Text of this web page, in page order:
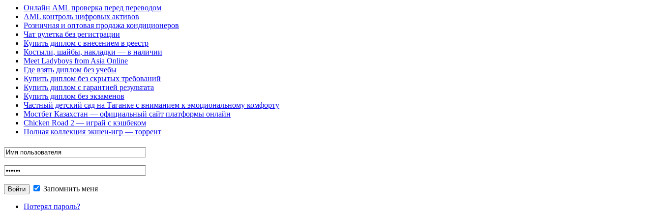
Онлайн AML проверка перед переводом
AML контроль цифровых активов
Розничная и оптовая продажа кондиционеров
Чат рулетка без регистрации
Купить диплом с внесением в реестр
Костыли, шайбы, накладки — в наличии
Meet Ladyboys from Asia Online
Где взять диплом без учебы
Купить диплом без скрытых требований
Купить диплом с гарантией результата
Купить диплом без экзаменов
Частный детский сад на Таганке с вниманием к эмоциональному комфорту
Мостбет Казахстан — официальный сайт платформы онлайн
Chicken Road 2 — играй с кэшбеком
Полная коллекция экшен-игр — торрент
Запомнить меня
Потерял пароль?